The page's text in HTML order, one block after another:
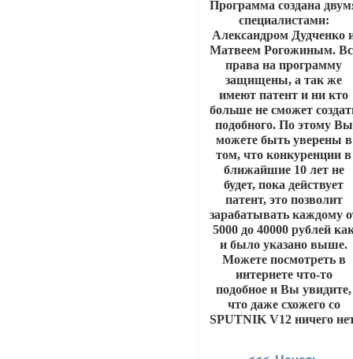
Программа создана
специалистами:
Александром Дудченко
Матвеем Рогожиным.
права на программу
защищены, а так же
имеют патент и ни кто
больше не сможет
подобного. По этому Вы
можете быть уверены в
том, что конкуренции в
ближайшие 10 лет не
будет, пока действует
патент, это позволит
зарабатывать каждому
5000 до 40000 рублей
и было указано выше.
Можете посмотреть в
интернете что-то
подобное и Вы увидите,
что даже схожего со
SPUTNIK V12 ничего